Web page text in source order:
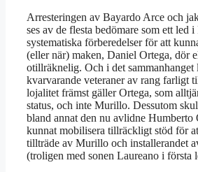
Arresteringen av Bayardo Arce och
ses av de flesta bedömare som ett led
systematiska förberedelser för att
(eller när) maken, Daniel Ortega, dör
otillräknelig. Och i det sammanhanget
kvarvarande veteraner av rang farligt
lojalitet främst gäller Ortega, som
status, och inte Murillo. Dessutom
bland annat den nu avlidne Humberto
kunnat mobilisera tillräckligt stöd för
tillträde av Murillo och installerandet
(troligen med sonen Laureano i första